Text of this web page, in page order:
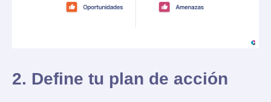
2. Define tu plan de acción